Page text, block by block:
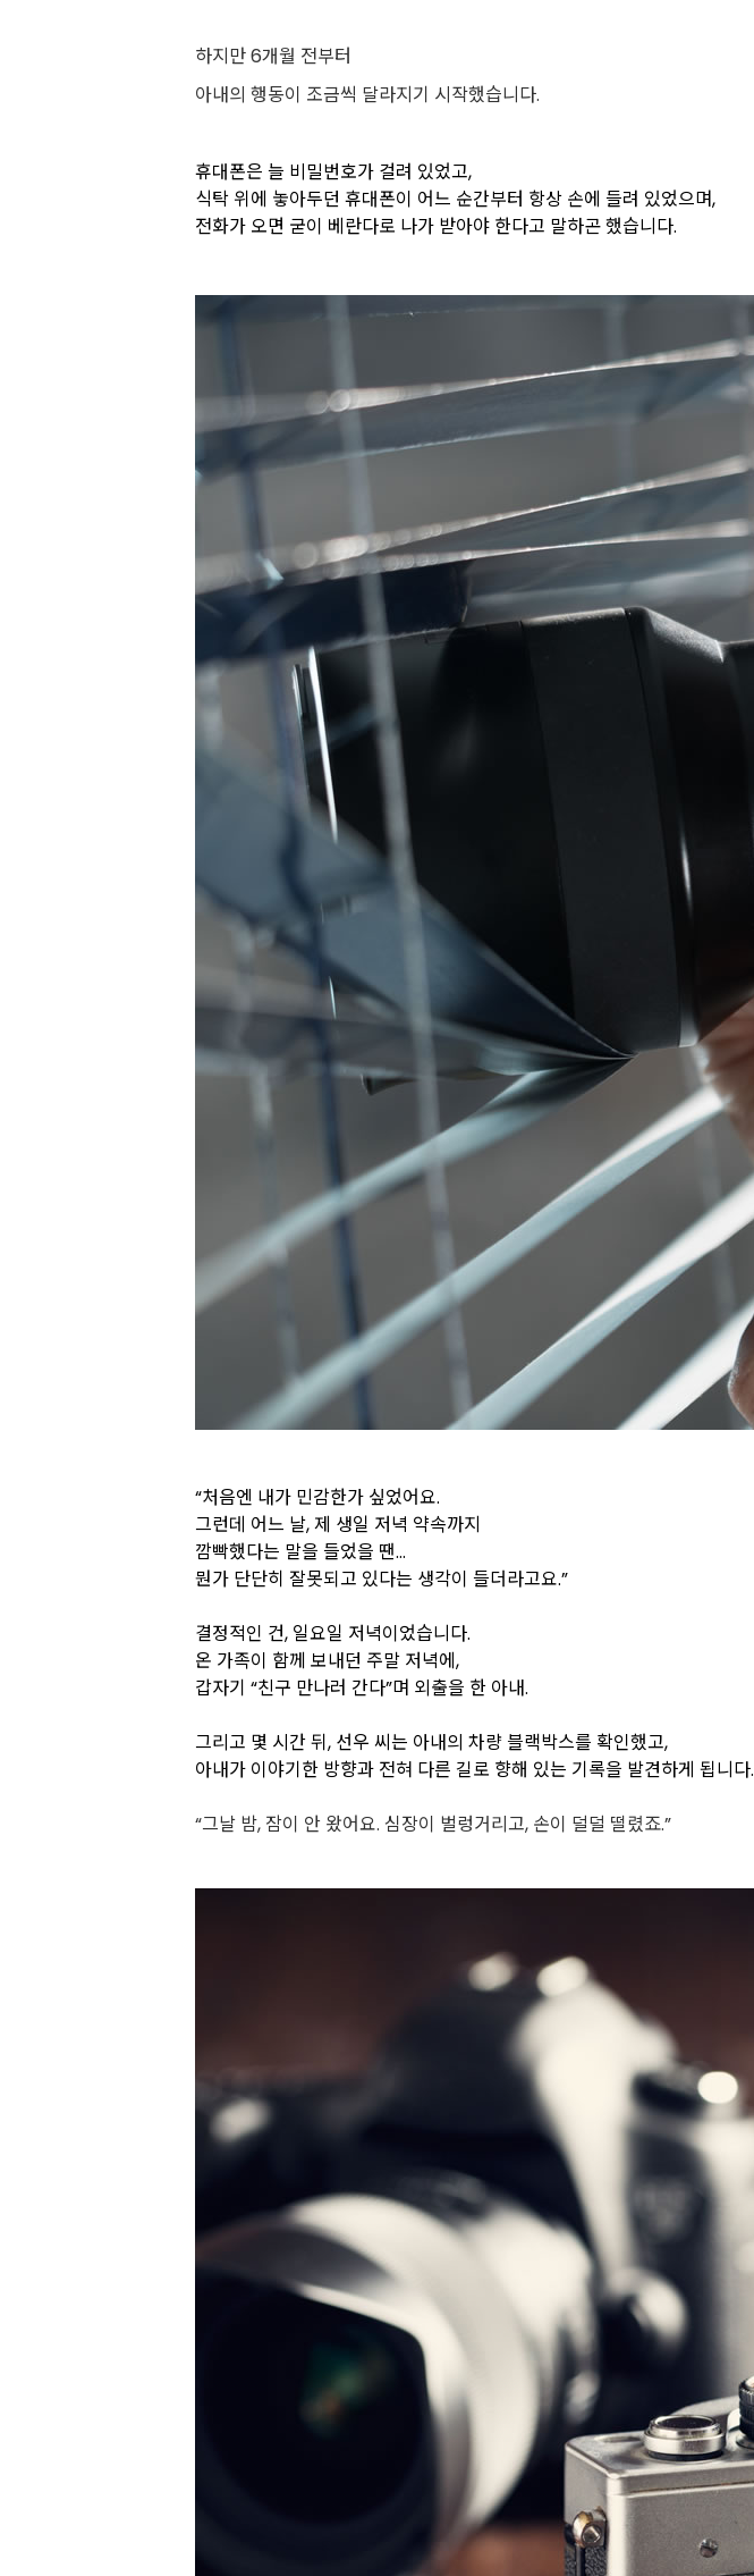
하지만 6개월 전부터
아내의 행동이 조금씩 달라지기 시작했습니다.
휴대폰은 늘 비밀번호가 걸려 있었고,
식탁 위에 놓아두던 휴대폰이 어느 순간부터 항상 손에 들려 있었으며,
전화가 오면 굳이 베란다로 나가 받아야 한다고 말하곤 했습니다.
“처음엔 내가 민감한가 싶었어요.
그런데 어느 날, 제 생일 저녁 약속까지
깜빡했다는 말을 들었을 땐...
뭔가 단단히 잘못되고 있다는 생각이 들더라고요.”
결정적인 건, 일요일 저녁이었습니다.
온 가족이 함께 보내던 주말 저녁에,
갑자기 “친구 만나러 간다”며 외출을 한 아내.
그리고 몇 시간 뒤, 선우 씨는 아내의 차량 블랙박스를 확인했고,
아내가 이야기한 방향과 전혀 다른 길로 향해 있는 기록을 발견하게 됩니다.
“그날 밤, 잠이 안 왔어요. 심장이 벌렁거리고, 손이 덜덜 떨렸죠.”